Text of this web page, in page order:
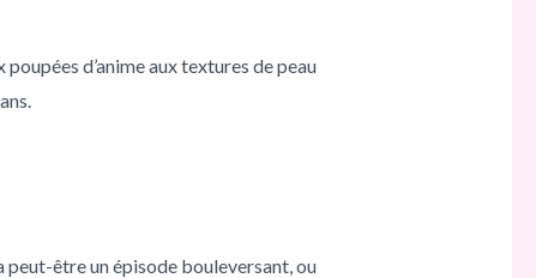
d’anime aux textures de peau
peut-être un épisode bouleversant, ou